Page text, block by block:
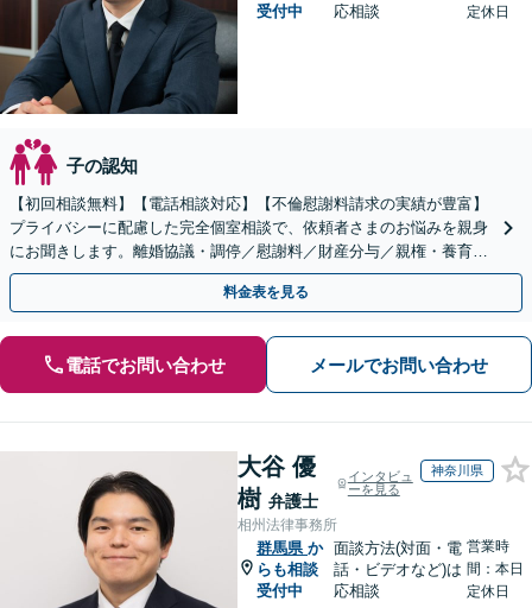
受付中
応相談
定休日
子の認知
【初回相談無料】【電話相談対応】【不倫慰謝料請求の実績が豊富】
プライバシーに配慮した完全個室相談で、依頼者さまのお悩みを親身
にお聞きします。離婚協議・調停／慰謝料／財産分与／親権・養育
費・面会交流／婚姻費用【休日・夜間相談可】
料金表を見る
電話でお問い合わせ メールでお問い合わせ
大谷 優
樹 弁護士
インタビュ
ーを見る
神奈川県
相州法律事務所
群馬県 か
らも相談
受付中
面談方法(対面・電
話・ビデオなど)は
応相談
営業時
間：本日
定休日